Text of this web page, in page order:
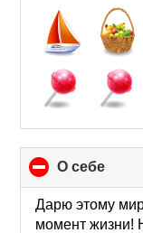
О себе
to
Дарю этому
момент жизни!